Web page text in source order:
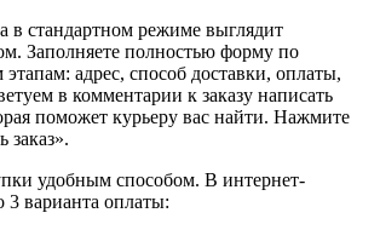
в стандартном режиме выглядит
Заполняете полностью форму по
адрес, способ доставки, оплаты,
в комментарии к заказу написать
поможет курьеру вас найти. Нажмите
удобным способом. В интернет-
3 варианта оплаты: